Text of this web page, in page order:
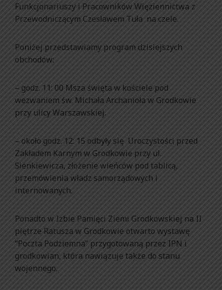
Funkcjonariuszy i Pracowników Więziennictwa z
Przewodniczącym Czesławem Tuła na czele.
Poniżej przedstawiamy program dzisiejszych
obchodów:
– godz. 11: 00 Msza święta w kościele pod
wezwaniem św. Michała Archanioła w Grodkowie
przy ulicy Warszawskiej.
– około godz. 12: 15 odbyły się Uroczystości przed
Zakładem Karnym w Grodkowie przy ul.
Sienkiewicza, złożenie wieńców pod tablicą,
przemówienia władz samorządowych i
internowanych.
Ponadto w Izbie Pamięci Ziemi Grodkowskiej na II
piętrze Ratusza w Grodkowie otwarto wystawę
“Poczta Podziemna” przygotowaną przez IPN i
grodkowian, która nawiązuje także do stanu
wojennego.